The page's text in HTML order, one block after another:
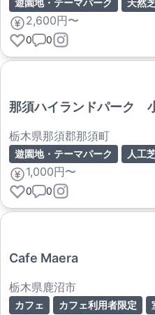
遊園地・テーマパーク 天然
2,600円〜
0 0
那須ハイランドパーク
栃木県那須郡那須町
遊園地・テーマパーク 人工
1,000円〜
0 0
Cafe Maera
栃木県鹿沼市
カフェ カフェ利用者限定